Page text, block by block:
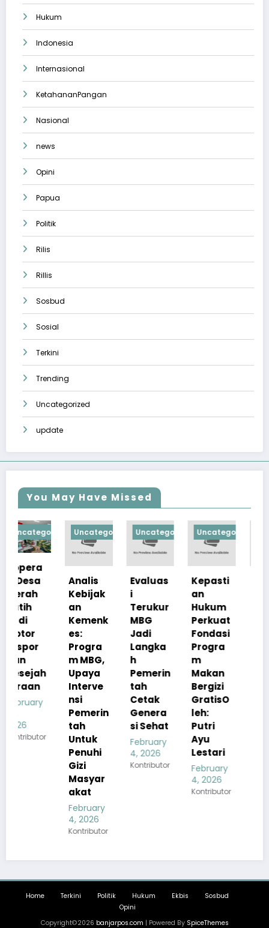
Hukum
Indonesia
Internasional
KetahananPangan
Nasional
news
Opini
Papua
Politik
Rilis
Rillis
Sosbud
Sosial
Terkini
Trending
Uncategorized
update
You May Have Missed
Uncategorized
Analis
Kebijak
an
Kemenk
es:
Progra
m MBG,
Upaya
Interve
nsi
tah
Untuk
Uncategorized
Evaluas
i
MBG
Langka
h
Pemerin
tah
Genera
February
4, 2026
Kontributor
Uncategorized
Kepasti
Hukum
Perkuat
Fondasi
Progra
Makan
GratisO
leh:
Putri
Ayu
Lestari
February
Apresia
Pemerin
tah
Pastika
n
s Menu
MBG
Tetap
Sesuai
Standar
Gizi
February
4, 2026
Kontributor
Home Terkini Politik Hukum Ekbis
Sosbud
Opini
Copyright©2026 banjarpos.com | Powered By SpiceThemes